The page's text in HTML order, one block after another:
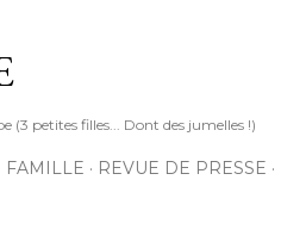
(3 petites filles... Dont des jumelles !)
FAMILLE REVUE DE PRESSE